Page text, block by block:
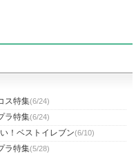
ス特集(6/24)
ラ特集(6/24)
！ベストイレブン(6/10)
ラ特集(5/28)